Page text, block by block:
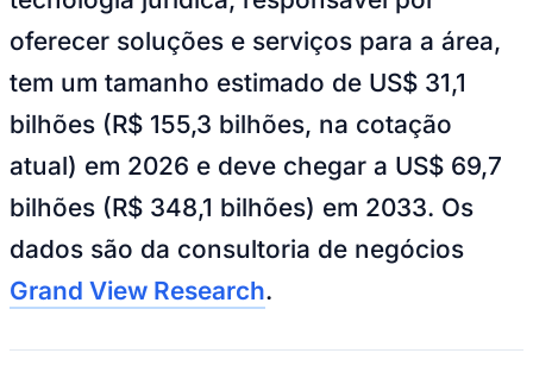
NBA
Fórmula 1
UFC
Tênis (ATP)
MLB
NHL
Atletismo
Vôlei
NBB
Competições de Futebol
Brasileirão Série A
Brasileirão Série B
Copa do Brasil
oferecer soluções e serviços para a área,
tem um tamanho estimado de US$ 31,1
bilhões (R$ 155,3 bilhões, na cotação
atual) em 2026 e deve chegar a US$ 69,7
bilhões (R$ 348,1 bilhões) em 2033. Os
dados são da consultoria de negócios
Grand View Research.